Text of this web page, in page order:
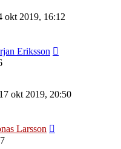
okt 2019, 16:12
Eriksson
okt 2019, 20:50
Larsson